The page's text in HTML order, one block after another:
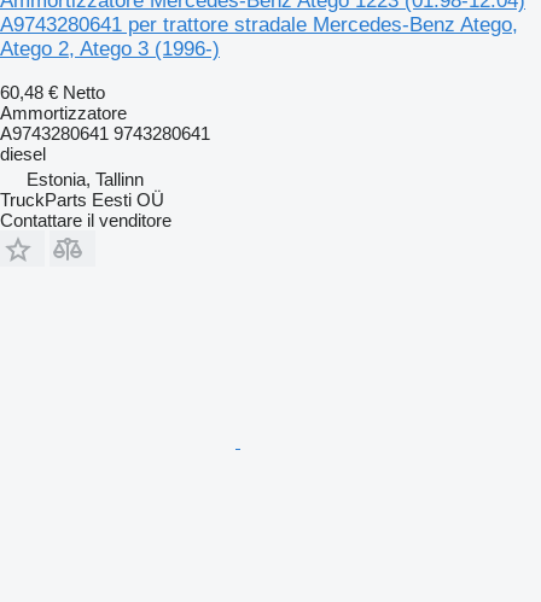
A9743280641 per trattore stradale Mercedes-Benz Atego,
Atego 2, Atego 3 (1996-)
60,48 € Netto
Ammortizzatore
A9743280641 9743280641
diesel
Estonia, Tallinn
TruckParts Eesti OÜ
Contattare il venditore